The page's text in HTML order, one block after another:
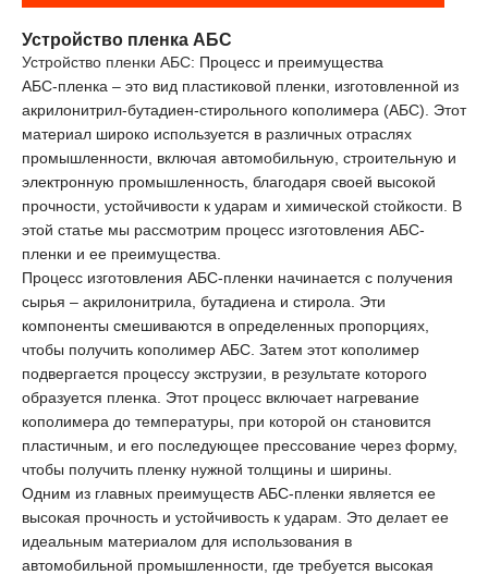
Устройство пленка АБС
Устройство пленки АБС: Процесс и преимущества
АБС-пленка – это вид пластиковой пленки, изготовленной из
акрилонитрил-бутадиен-стирольного кополимера (АБС). Этот
материал широко используется в различных отраслях
промышленности, включая автомобильную, строительную и
электронную промышленность, благодаря своей высокой
прочности, устойчивости к ударам и химической стойкости. В
этой статье мы рассмотрим процесс изготовления АБС-
пленки и ее преимущества.
Процесс изготовления АБС-пленки начинается с получения
сырья – акрилонитрила, бутадиена и стирола. Эти
компоненты смешиваются в определенных пропорциях,
чтобы получить кополимер АБС. Затем этот кополимер
подвергается процессу экструзии, в результате которого
образуется пленка. Этот процесс включает нагревание
кополимера до температуры, при которой он становится
пластичным, и его последующее прессование через форму,
чтобы получить пленку нужной толщины и ширины.
Одним из главных преимуществ АБС-пленки является ее
высокая прочность и устойчивость к ударам. Это делает ее
идеальным материалом для использования в
автомобильной промышленности, где требуется высокая